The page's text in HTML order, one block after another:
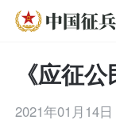
《应征
2021年01月14日